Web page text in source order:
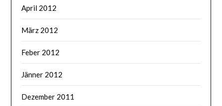
April 2012
März 2012
Feber 2012
Jänner 2012
Dezember 2011